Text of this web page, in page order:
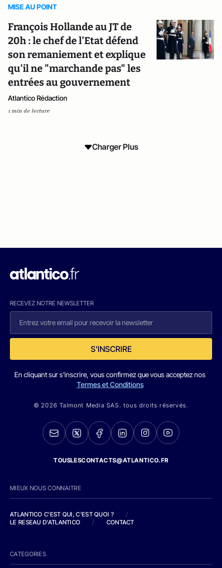
MISE AU POINT
François Hollande au JT de
20h : le chef de l'Etat défend
son remaniement et explique
qu'il ne "marchande pas" les
entrées au gouvernement
Atlantico Rédaction
1 min de lecture
Charger Plus
RECEVEZ NOTRE NEWSLETTER
S'INSCRIRE
En cliquant sur s'inscrire, vous confirmez que vous acceptez nos
Termes et Conditions
© 2026 Talmont Media SAS. tous droits réservés.
TOUSLESCONTACTS@ATLANTICO.FR
MIEUX NOUS CONNAITRE
ATLANTICO C'EST QUI, C'EST QUOI ?
/
LE RESEAU D'ATLANTICO
/ CONTACT
CATEGORIES